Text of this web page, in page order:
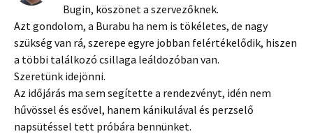
Bugin, köszönet a szervezőknek.
Azt gondolom, a Burabu ha nem is tökéletes, de nagy
szükség van rá, szerepe egyre jobban felértékelődik, hiszen
a többi találkozó csillaga leáldozóban van.
Szeretünk idejönni.
Az időjárás ma sem segítette a rendezvényt, idén nem
hűvössel és esővel, hanem kánikulával és perzselő
napsütéssel tett próbára bennünket.